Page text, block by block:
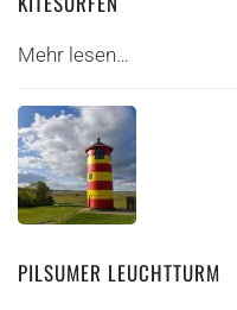
Mehr lesen…
PILSUMER LEUCHTTURM